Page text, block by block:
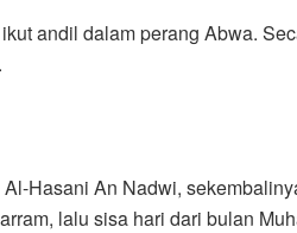
andil dalam perang Abwa.
Hasani An Nadwi,
lalu sisa hari dari bulan